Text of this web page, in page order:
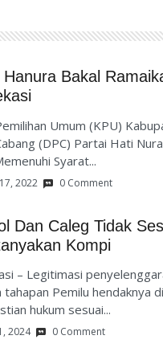
Bakal
Umum (KPU)
(DPC) Partai Hati
Syarat...
2022 0 Comment
Dan Caleg Tidak
Kompi
– Legitimasi
Pemilu hendaknya
hukum sesuai...
2024 0 Comment